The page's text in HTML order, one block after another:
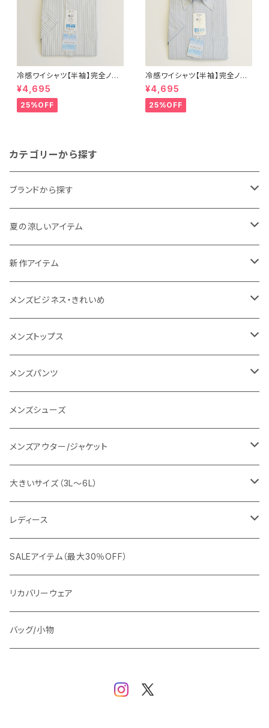
冷感ワイシャツ【半袖】完全ノー
アイロン i-Shirt｜-2℃冷却 形
態安定 レギュラーシルエット カ
ッタウェイ ストライプ メンズ ビ
ジネス exha11-cw-12 L.グレ
¥4,695
25%OFF
冷感ワイシャツ【半袖】完全ノー
アイロン i-Shirt｜-2℃冷却 形
態安定 レギュラーシルエット ボ
タンダウン チェック柄 メンズ ビ
ジネス exha12-dbd-12 L.グ
¥4,695
25%OFF
カテゴリーから探す
ブランドから探す
THE NORTH FACE
NANGA
1PIU1UGUALE3 RELAX
go slow caravan
SY32 by SWEET YEARS
URBAN SQUARE
EDWIN
snow peak
G-stage
TETEHOMME
TAION
夏の涼しいアイテム
メンズ
レディース
新作アイテム
メンズ
レディース
メンズビジネス・きれいめ
スーツ
カジュアルセットアップ
スラックス
ワイシャツ
シューズ
フォーマル
Tシャツ/ポロシャツ
メンズトップス
Tシャツ/カットソー
シャツ/ポロシャツ
パーカー/スウェット
ニット
メンズパンツ
デニムパンツ
イージーパンツ
スラックス
メンズシューズ
メンズアウター/ジャケット
ジャケット
カジュアルジャケット
ビジネスジャケット
ブルゾン
コート
マウンテンパーカー/アウトドア
ダウン / 中綿アウター
大きいサイズ（3L～6L）
ビジネス
セットアップ
ワイシャツ
カジュアル
ニット/Tシャツ/カットソー
スウェット/パーカー
アウター
レディース
アウター
トップス（ブラウス/カットソー）
ジャケット
SALEアイテム（最大30％OFF）
リカバリーウェア
バッグ/小物